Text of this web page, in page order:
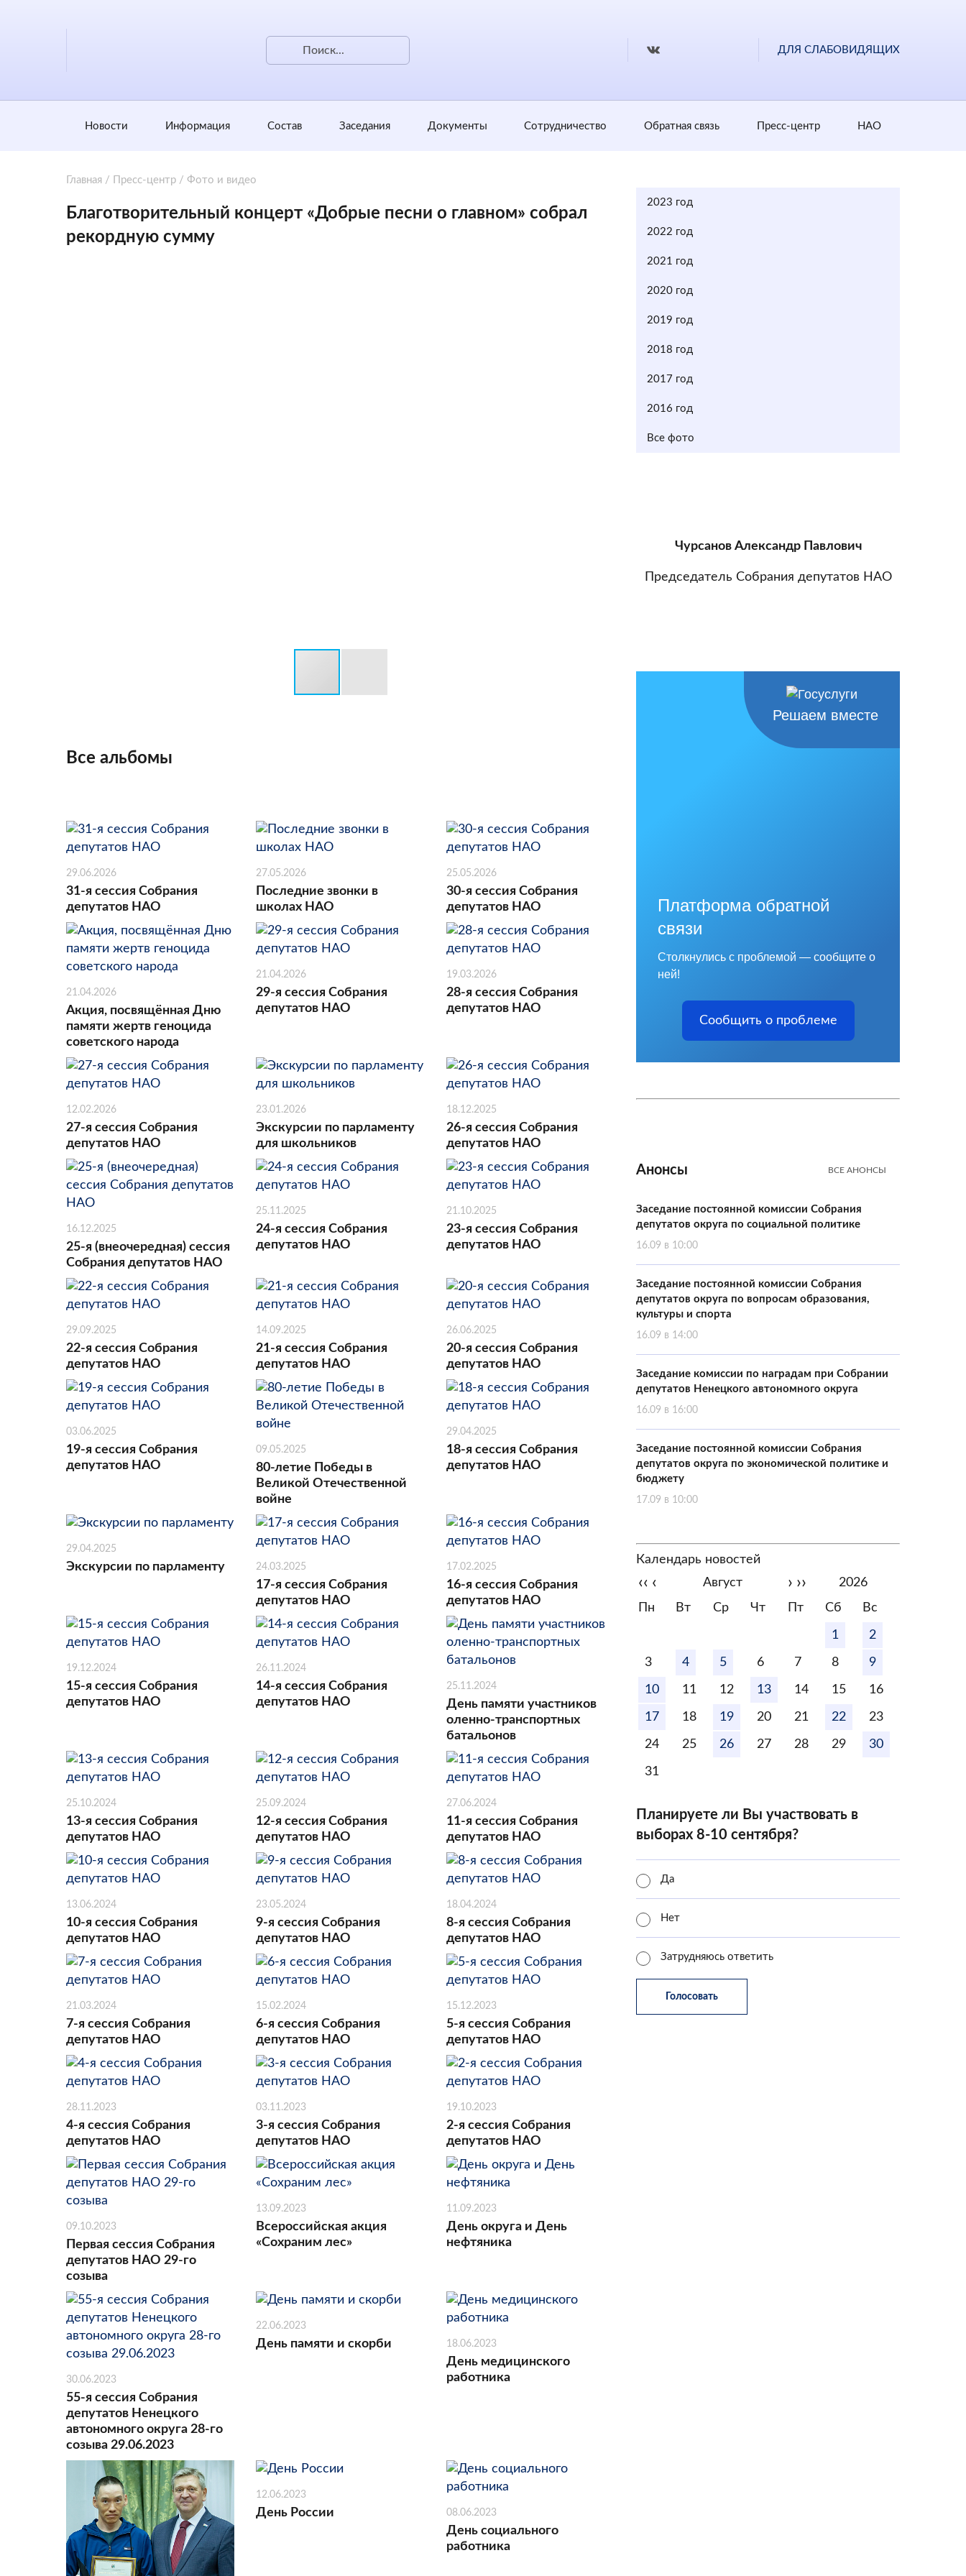
ДЛЯ СЛАБОВИДЯЩИХ
Новости Информация Состав Заседания Документы Сотрудничество Обратная cвязь Пресс-центр НАО
Главная / Пресс-центр / Фото и видео
Благотворительный концерт «Добрые песни о главном» собрал
рекордную сумму
Все альбомы
29.06.2026
31-я сессия Собрания
депутатов НАО
27.05.2026
Последние звонки в
школах НАО
25.05.2026
30-я сессия Собрания
депутатов НАО
21.04.2026
Акция, посвящённая Дню
памяти жертв геноцида
советского народа
21.04.2026
29-я сессия Собрания
депутатов НАО
19.03.2026
28-я сессия Собрания
депутатов НАО
12.02.2026
27-я сессия Собрания
депутатов НАО
23.01.2026
Экскурсии по парламенту
для школьников
18.12.2025
26-я сессия Собрания
депутатов НАО
16.12.2025
25-я (внеочередная) сессия
Собрания депутатов НАО
25.11.2025
24-я сессия Собрания
депутатов НАО
21.10.2025
23-я сессия Собрания
депутатов НАО
29.09.2025
22-я сессия Собрания
депутатов НАО
14.09.2025
21-я сессия Собрания
депутатов НАО
26.06.2025
20-я сессия Собрания
депутатов НАО
03.06.2025
19-я сессия Собрания
депутатов НАО
09.05.2025
80-летие Победы в
Великой Отечественной
войне
29.04.2025
18-я сессия Собрания
депутатов НАО
29.04.2025
Экскурсии по парламенту 24.03.2025
17-я сессия Собрания
депутатов НАО
17.02.2025
16-я сессия Собрания
депутатов НАО
19.12.2024
15-я сессия Собрания
депутатов НАО
26.11.2024
14-я сессия Собрания
депутатов НАО
25.11.2024
День памяти участников
оленно-транспортных
батальонов
25.10.2024
13-я сессия Собрания
депутатов НАО
25.09.2024
12-я сессия Собрания
депутатов НАО
27.06.2024
11-я сессия Собрания
депутатов НАО
13.06.2024
10-я сессия Собрания
депутатов НАО
23.05.2024
9-я сессия Собрания
депутатов НАО
18.04.2024
8-я сессия Собрания
депутатов НАО
21.03.2024
7-я сессия Собрания
депутатов НАО
15.02.2024
6-я сессия Собрания
депутатов НАО
15.12.2023
5-я сессия Собрания
депутатов НАО
28.11.2023
4-я сессия Собрания
депутатов НАО
03.11.2023
3-я сессия Собрания
депутатов НАО
19.10.2023
2-я сессия Собрания
депутатов НАО
09.10.2023
Первая сессия Собрания
депутатов НАО 29-го
созыва
13.09.2023
Всероссийская акция
«Сохраним лес»
11.09.2023
День округа и День
нефтяника
30.06.2023
55-я сессия Собрания
депутатов Ненецкого
автономного округа 28-го
созыва 29.06.2023
22.06.2023
День памяти и скорби 18.06.2023
День медицинского
работника
12.06.2023
День России 08.06.2023
День социального
работника
2023 год
2022 год
2021 год
2020 год
2019 год
2018 год
2017 год
2016 год
Все фото
Чурсанов Александр Павлович
Председатель Собрания депутатов НАО
Решаем вместе
Платформа обратной
связи
Столкнулись с проблемой — сообщите о
ней!
Сообщить о проблеме
Анонсы ВСЕ АНОНСЫ
Заседание постоянной комиссии Собрания
депутатов округа по социальной политике
16.09 в 10:00
Заседание постоянной комиссии Собрания
депутатов округа по вопросам образования,
культуры и спорта
16.09 в 14:00
Заседание комиссии по наградам при Собрании
депутатов Ненецкого автономного округа
16.09 в 16:00
Заседание постоянной комиссии Собрания
депутатов округа по экономической политике и
бюджету
17.09 в 10:00
Календарь новостей
‹‹ ‹ Август › ››
2026
Пн
Вт Ср Чт Пт Сб Вс
1 2
3 4 5 6 7 8 9
10 11 12 13 14 15 16
17 18 19 20 21 22 23
24 25 26 27 28 29 30
31
Планируете ли Вы участвовать в
выборах 8-10 сентября?
Да
Нет
Затрудняюсь ответить